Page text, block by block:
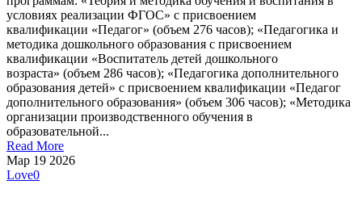
условиях реализации ФГОС» с присвоением
квалификации «Педагог» (объем 276 часов); «Педагогика и
методика дошкольного образования с присвоением
квалификации «Воспитатель детей дошкольного
возраста» (объем 286 часов); «Педагогика дополнительного
образования детей» с присвоением квалификации «Педагог
дополнительного образования» (объем 306 часов); «Методика
организации производственного обучения в
образовательной...
Read More
Мар 19 2026
Love0